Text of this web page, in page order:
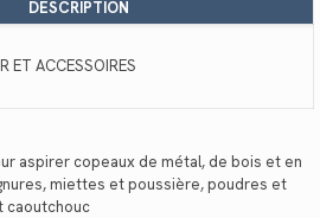
DESCRIPTION
ET ACCESSOIRES
aspirer copeaux de métal, de bois et en
miettes et poussière, poudres et
caoutchouc